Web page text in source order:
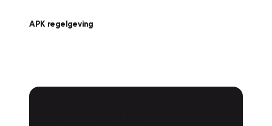
APK regelgeving